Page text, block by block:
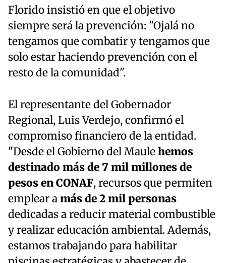
Florido insistió en que el objetivo
siempre será la prevención: "Ojalá no
tengamos que combatir y tengamos que
solo estar haciendo prevención con el
resto de la comunidad".
El representante del Gobernador
Regional, Luis Verdejo, confirmó el
compromiso financiero de la entidad.
"Desde el Gobierno del Maulehemos
destinado más de 7 mil millones de
pesos en CONAF, recursos que permiten
emplear amás de 2 mil personas
dedicadas a reducir material combustible
y realizar educación ambiental. Además,
estamos trabajando para habilitar